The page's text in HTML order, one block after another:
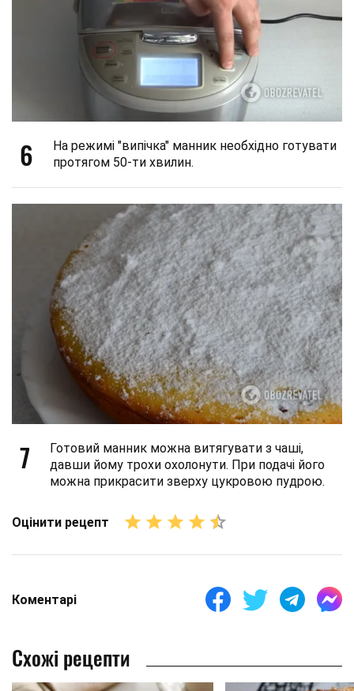
6
На режимі "випічка" манник необхідно готувати
протягом 50-ти хвилин.
7
Готовий манник можна витягувати з чаші,
давши йому трохи охолонути. При подачі його
можна прикрасити зверху цукровою пудрою.
Оцінити рецепт
Коментарі
Схожі рецепти